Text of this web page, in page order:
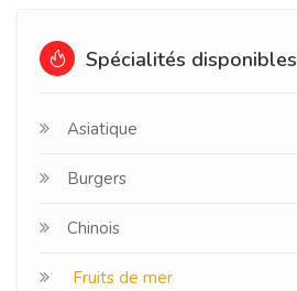
Spécialités disponibles
Asiatique
Burgers
Chinois
Fruits de mer